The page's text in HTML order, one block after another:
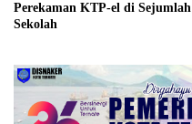
Perekaman KTP-el di Sejumlah
Sekolah